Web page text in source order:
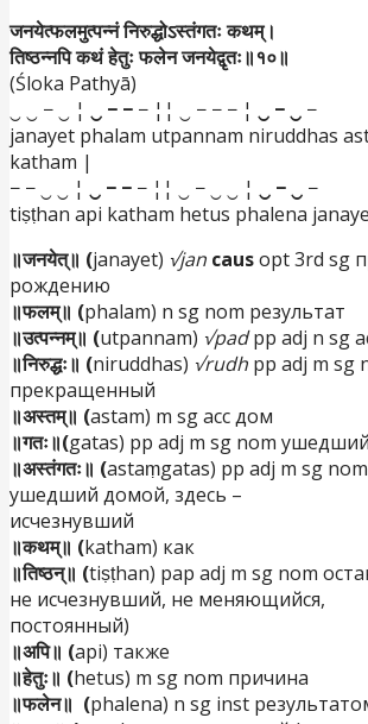
जनयेत्फलमुत्पन्नं निरुद्धोऽस्तंगतः कथम्।
तिष्ठन्नपि कथं हेतुः फलेन जनयेद्वृतः॥१०॥
(Śloka Pathyā)
‿ ‿ − ‿ ¦ ‿ − − − ¦¦ ‿ − − − ¦ ‿ − ‿ −
janayet phalam utpannam niruddhas
katham |
− − ‿ ‿ ¦ ‿ − − − ¦¦ ‿ − ‿ ‿ ¦ ‿ − ‿ −
tiṣṭhan api katham hetus phalena
॥जनयेत्॥ (janayet) √jan causopt 3rd sg
рождению
॥फलम्॥ (phalam) n sg nom результат
॥उत्पन्नम्॥ (utpannam) √padpp adj n sg
॥निरुद्धः॥ (niruddhas) √rudh pp adj m sg
прекращенный
॥अस्तम्॥ (astam) m sg acc дом
॥गतः॥(gatas) pp adj m sg nom ушедший
॥अस्तंगतः॥ (astaṃgatas) pp adj m sg
ушедший домой, здесь –
исчезнувший
॥कथम्॥ (katham) как
॥तिष्ठन्॥ (tiṣṭhan) pap adj m sg nom
не исчезнувший, не меняющийся,
постоянный)
॥अपि॥ (api) также
॥हेतुः॥ (hetus) m sg nom причина
॥फलेन॥ (phalena) n sg inst